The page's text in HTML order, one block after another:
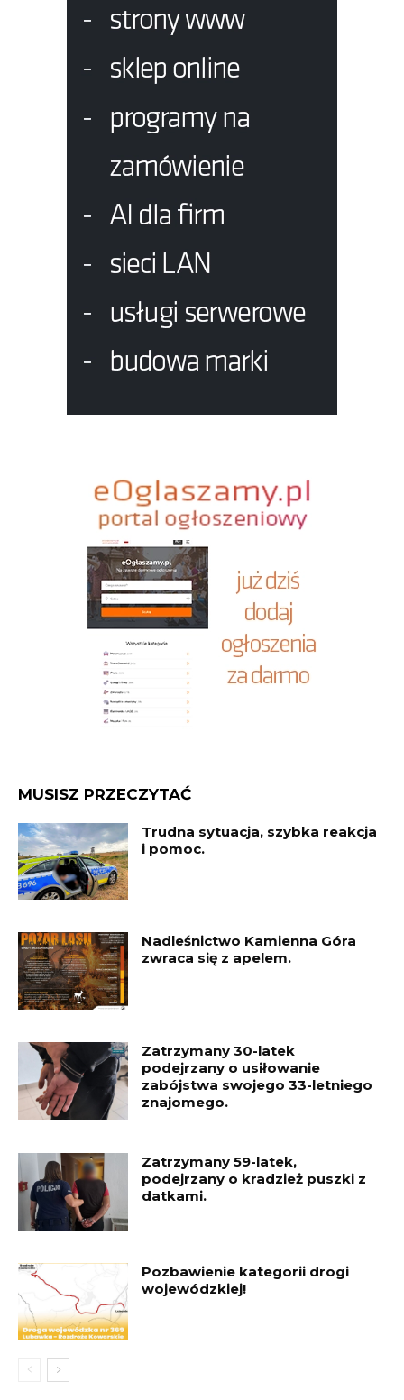
MUSISZ PRZECZYTAĆ
Trudna sytuacja, szybka reakcja
i pomoc.
Nadleśnictwo Kamienna Góra
zwraca się z apelem.
Zatrzymany 30-latek
podejrzany o usiłowanie
zabójstwa swojego 33-letniego
znajomego.
Zatrzymany 59-latek,
podejrzany o kradzież puszki z
datkami.
Pozbawienie kategorii drogi
wojewódzkiej!